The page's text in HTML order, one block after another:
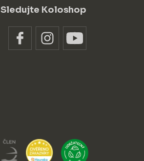
Sledujte Koloshop